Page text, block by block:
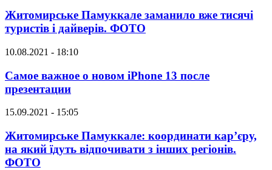
Житомирське Памуккале заманило вже тисячі
туристів і дайверів. ФОТО
10.08.2021 - 18:10
Самое важное о новом iPhone 13 после
презентации
15.09.2021 - 15:05
Житомирське Памуккале: координати кар’єру,
на який їдуть відпочивати з інших регіонів.
ФОТО